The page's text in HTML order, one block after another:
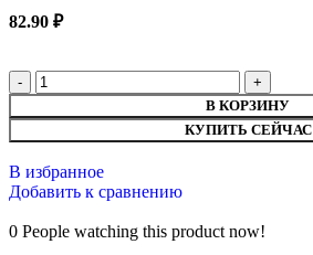
82.90 ₽
В КОРЗИНУ
КУПИТЬ СЕЙЧАС
В избранное
Добавить к сравнению
0 People watching this product now!